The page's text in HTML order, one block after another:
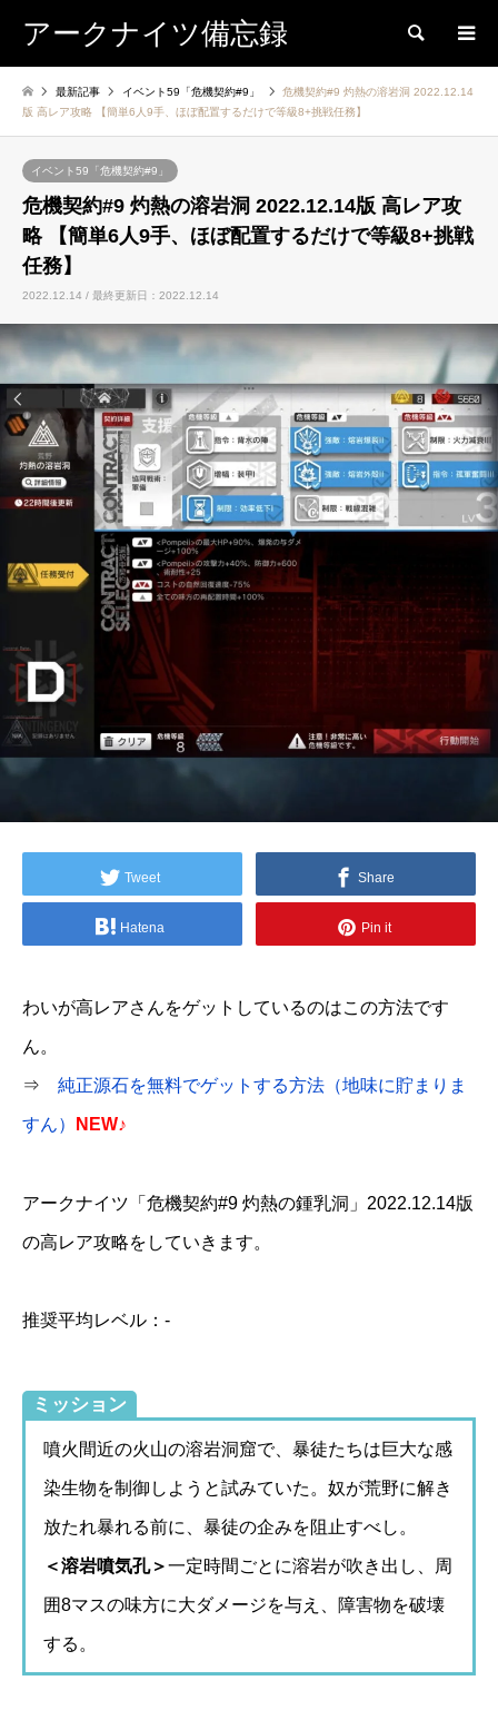
アークナイツ備忘録 検索
最新記事 イベント59「危機契約#9」
危機契約#9 灼熱の溶岩洞 2022.12.14
版 高レア攻略 【簡単6人9手、ほぼ配置するだけで等級8+挑戦任務】
イベント59「危機契約#9」
危機契約#9 灼熱の溶岩洞 2022.12.14版 高レア攻
略 【簡単6人9手、ほぼ配置するだけで等級8+挑戦
任務】
2022.12.14 / 最終更新日：2022.12.14
Tweet Share
Hatena Pin it
わいが高レアさんをゲットしているのはこの方法です
ん。
⇒ 純正源石を無料でゲットする方法（地味に貯まりま
すん） NEW♪
アークナイツ「危機契約#9 灼熱の鍾乳洞」2022.12.14版
の高レア攻略をしていきます。
推奨平均レベル：-
ミッション
噴火間近の火山の溶岩洞窟で、暴徒たちは巨大な感
染生物を制御しようと試みていた。奴が荒野に解き
放たれ暴れる前に、暴徒の企みを阻止すべし。
＜溶岩噴気孔＞一定時間ごとに溶岩が吹き出し、周
囲8マスの味方に大ダメージを与え、障害物を破壊
する。